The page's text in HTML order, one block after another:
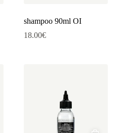
shampoo 90ml OI
18.00€